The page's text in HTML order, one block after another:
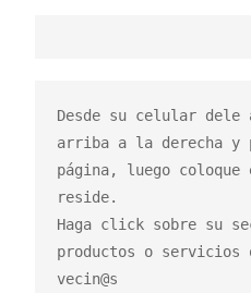
Desde su celular
arriba a la derecha y
página, luego coloque
reside.
Haga click sobre su
productos o servicios
vecin@s